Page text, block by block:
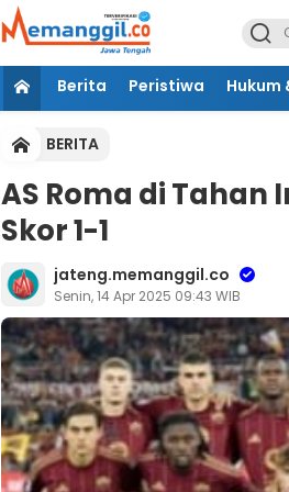
Berita Peristiwa Hukum
BERITA
AS Roma di Tahan
Skor 1-1
jateng.memanggil.co
Senin, 14 Apr 2025 09:43 WIB